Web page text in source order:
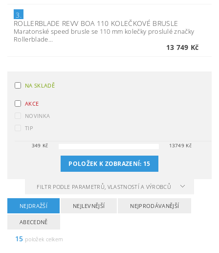
3.
ROLLERBLADE REVV BOA 110 KOLEČKOVÉ BRUSLE
Maratonské speed brusle se 110 mm kolečky proslulé značky
Rollerblade...
13 749 Kč
NA SKLADĚ
AKCE
NOVINKA
TIP
349 Kč 13749 Kč
POLOŽEK K ZOBRAZENÍ: 15
FILTR PODLE PARAMETRŮ, VLASTNOSTÍ A VÝROBCŮ
NEJDRAŽŠÍ NEJLEVNĚJŠÍ NEJPRODÁVANĚJŠÍ
ABECEDNĚ
15 položek celkem